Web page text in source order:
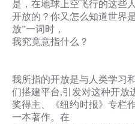
是，在地球上空飞行的这些
开放的？你又怎么知道世界
放”一词时，
我究竟意指什么？
我所指的开放是与人类学习
们搭建平台,引发对这种开放
奖得主、《纽约时报》专栏
一本著作。在